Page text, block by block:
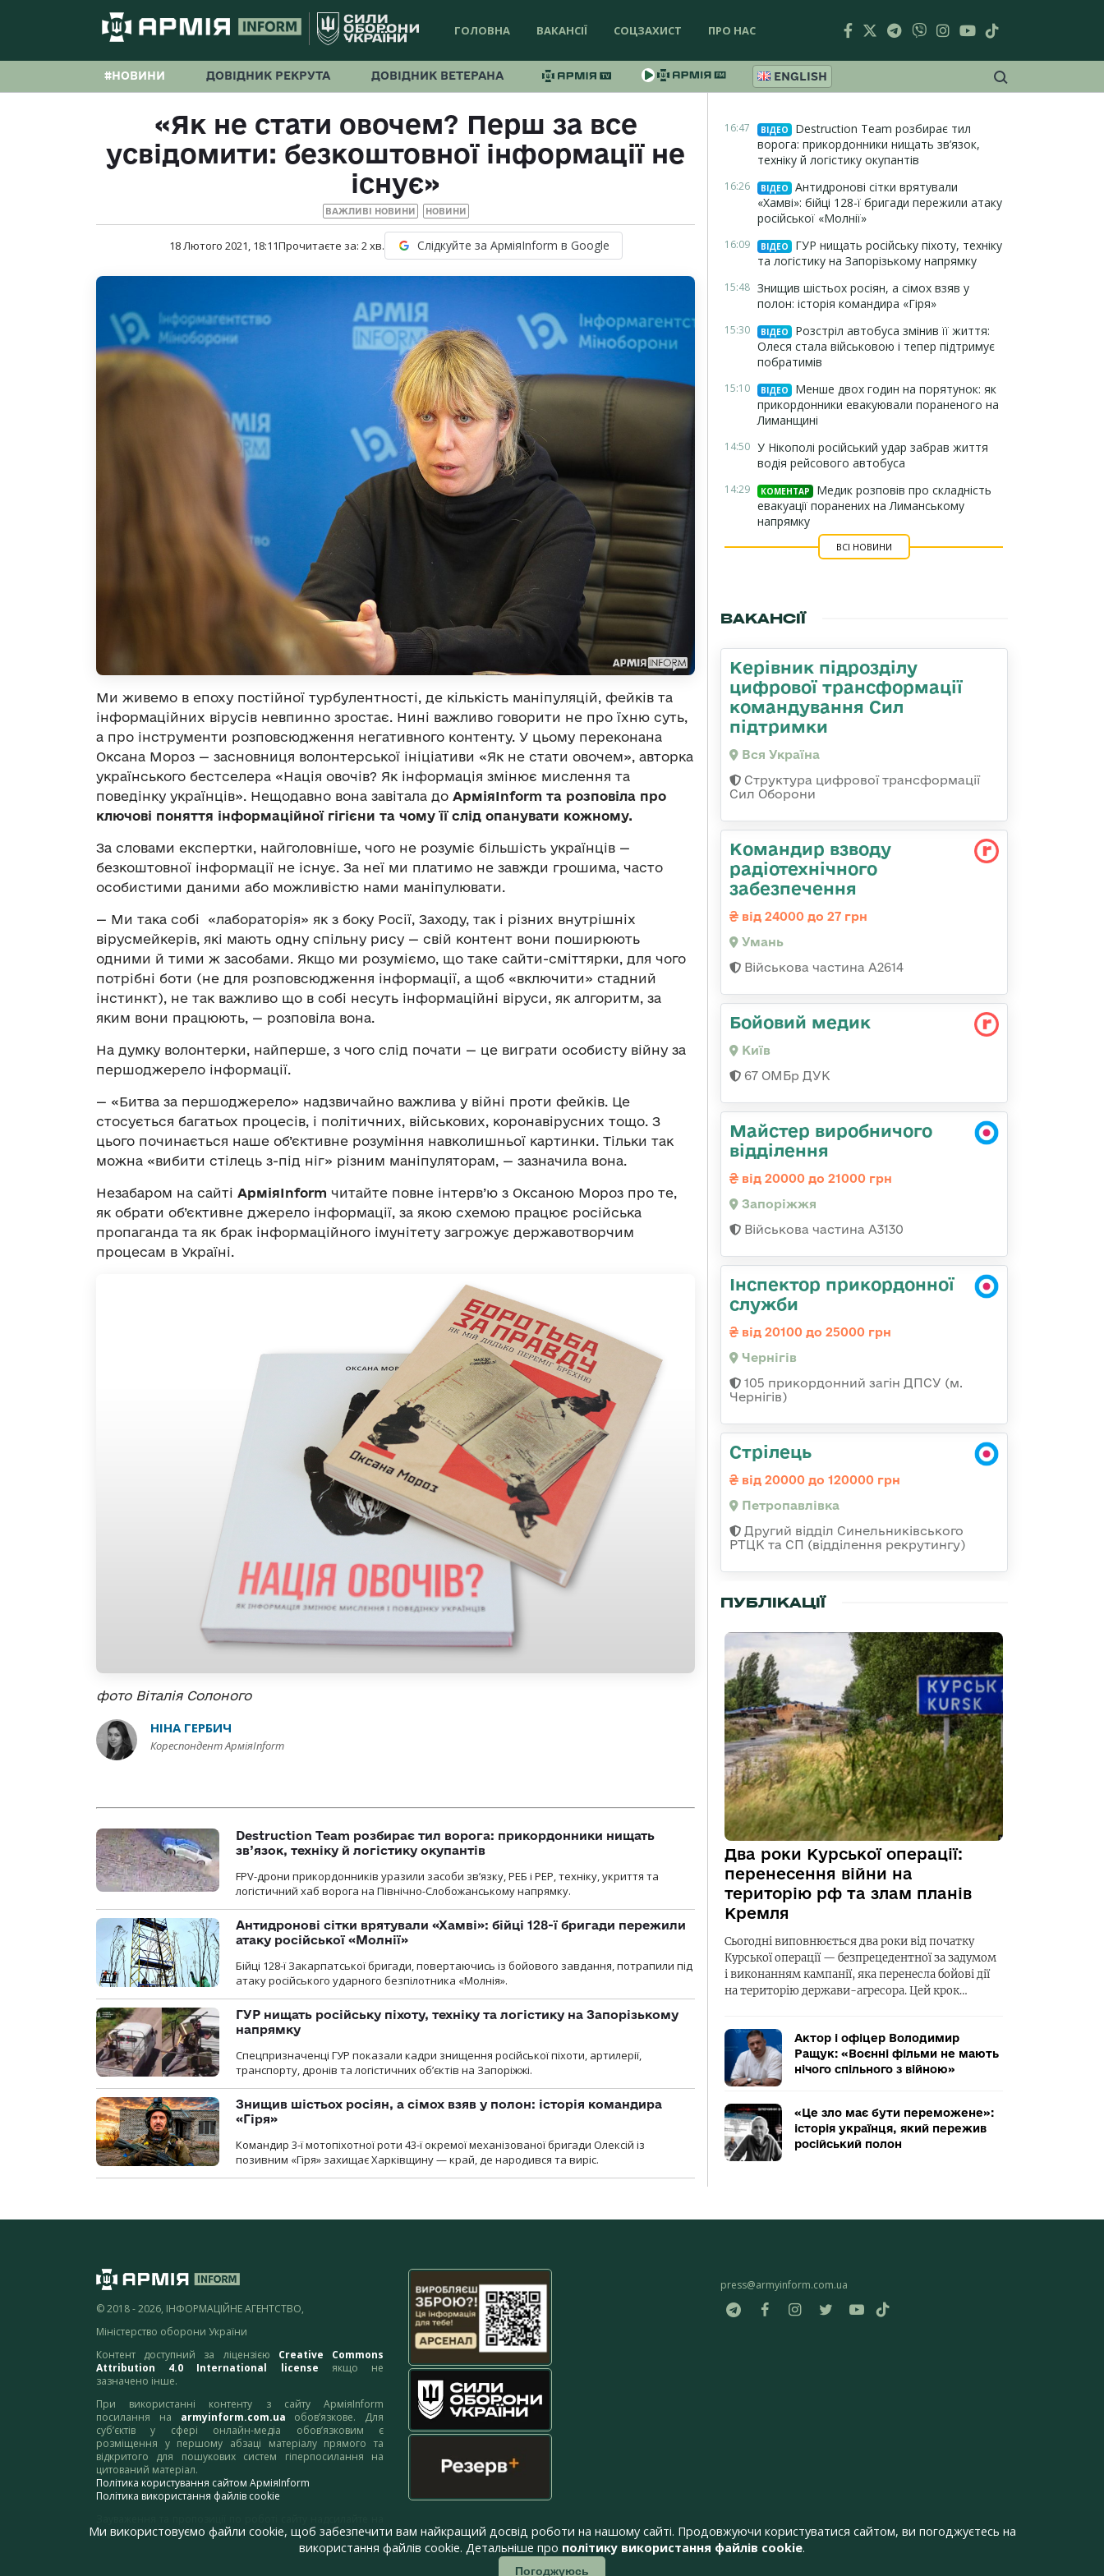
ГОЛОВНА ВАКАНСІЇ СОЦЗАХИСТ ПРО НАС
#НОВИНИ ДОВІДНИК РЕКРУТА ДОВІДНИК ВЕТЕРАНА ENGLISH
«Як не стати овочем? Перш за все
усвідомити: безкоштовної інформації не
існує»
ВАЖЛИВІ НОВИНИ НОВИНИ
18 Лютого 2021, 18:11Прочитаєте за: 2хв. Слідкуйте за АрміяInform в Google
Ми живемо в епоху постійної турбулентності, де кількість маніпуляцій, фейків та
інформаційних вірусів невпинно зростає. Нині важливо говорити не про їхню суть,
а про інструменти розповсюдження негативного контенту. У цьому переконана
Оксана Мороз — засновниця волонтерської ініціативи «Як не стати овочем», авторка
українського бестселера «Нація овочів? Як інформація змінює мислення та
поведінку українців». Нещодавно вона завітала до АрміяInform та розповіла про
ключові поняття інформаційної гігієни та чому її слід опанувати кожному.
За словами експертки, найголовніше, чого не розуміє більшість українців —
безкоштовної інформації не існує. За неї ми платимо не завжди грошима, часто
особистими даними або можливістю нами маніпулювати.
— Ми така собі «лабораторія» як з боку Росії, Заходу, так і різних внутрішніх
вірусмейкерів, які мають одну спільну рису — свій контент вони поширюють
одними й тими ж засобами. Якщо ми розуміємо, що таке сайти-сміттярки, для чого
потрібні боти (не для розповсюдження інформації, а щоб «включити» стадний
інстинкт), не так важливо що в собі несуть інформаційні віруси, як алгоритм, за
яким вони працюють, — розповіла вона.
На думку волонтерки, найперше, з чого слід почати — це виграти особисту війну за
першоджерело інформації.
— «Битва за першоджерело» надзвичайно важлива у війні проти фейків. Це
стосується багатьох процесів, і політичних, військових, коронавірусних тощо. З
цього починається наше об’єктивне розуміння навколишньої картинки. Тільки так
можна «вибити стілець з-під ніг» різним маніпуляторам, — зазначила вона.
Незабаром на сайті АрміяInform читайте повне інтерв’ю з Оксаною Мороз про те,
як обрати об’єктивне джерело інформації, за якою схемою працює російська
пропаганда та як брак інформаційного імунітету загрожує державотворчим
процесам в Україні.
фото Віталія Солоного
НІНА ГЕРБИЧ
Кореспондент АрміяInform
Destruction Team розбирає тил ворога: прикордонники нищать
зв’язок, техніку й логістику окупантів
FPV-дрони прикордонників уразили засоби зв’язку, РЕБ і РЕР, техніку, укриття та
логістичний хаб ворога на Північно-Слобожанському напрямку.
Антидронові сітки врятували «Хамві»: бійці 128-ї бригади пережили
атаку російської «Молнії»
Бійці 128-ї Закарпатської бригади, повертаючись із бойового завдання, потрапили під
атаку російського ударного безпілотника «Молнія».
ГУР нищать російську піхоту, техніку та логістику на Запорізькому
напрямку
Спецпризначенці ГУР показали кадри знищення російської піхоти, артилерії,
транспорту, дронів та логістичних об’єктів на Запоріжжі.
Знищив шістьох росіян, а сімох взяв у полон: історія командира
«Гіря»
Командир 3-ї мотопіхотної роти 43-ї окремої механізованої бригади Олексій із
позивним «Гіря» захищає Харківщину — край, де народився та виріс.
16:47 ВІДЕО
Destruction Team розбирає тил
ворога: прикордонники нищать зв’язок,
техніку й логістику окупантів
16:26 ВІДЕО
Антидронові сітки врятували
«Хамві»: бійці 128-ї бригади пережили атаку
російської «Молнії»
16:09 ВІДЕО
ГУР нищать російську піхоту, техніку
та логістику на Запорізькому напрямку
15:48 Знищив шістьох росіян, а сімох взяв у
полон: історія командира «Гіря»
15:30 ВІДЕО
Розстріл автобуса змінив її життя:
Олеся стала військовою і тепер підтримує
побратимів
15:10 ВІДЕО
Менше двох годин на порятунок: як
прикордонники евакуювали пораненого на
Лиманщині
14:50 У Нікополі російський удар забрав життя
водія рейсового автобуса
14:29 КОМЕНТАР
Медик розповів про складність
евакуації поранених на Лиманському
напрямку
ВСІ НОВИНИ
ВАКАНСІЇ
Керівник підрозділу
цифрової трансформації
командування Сил
підтримки
Вся Україна
Структура цифрової трансформації
Сил Оборони
Командир взводу
радіотехнічного
забезпечення
від 24000 до 27 грн
Умань
Військова частина А2614
Бойовий медик
Київ
67 ОМБр ДУК
Майстер виробничого
відділення
від 20000 до 21000 грн
Запоріжжя
Військова частина А3130
Інспектор прикордонної
служби
від 20100 до 25000 грн
Чернігів
105 прикордонний загін ДПСУ (м.
Чернігів)
Стрілець
від 20000 до 120000 грн
Петропавлівка
Другий відділ Синельниківського
РТЦК та СП (відділення рекрутингу)
ПУБЛІКАЦІЇ
Два роки Курської операції:
перенесення війни на
територію рф та злам планів
Кремля
Сьогодні виповнюється два роки від початку
Курської операції — безпрецедентної за задумом
і виконанням кампанії, яка перенесла бойові дії
на територію держави-агресора. Цей крок…
Актор і офіцер Володимир
Ращук: «Воєнні фільми не мають
нічого спільного з війною»
«Це зло має бути переможене»:
історія українця, який пережив
російський полон
© 2018 - 2026, ІНФОРМАЦІЙНЕ АГЕНТСТВО,
Міністерство оборони України
Контент доступний за ліцензією Creative Commons
Attribution 4.0 International license якщо не
зазначено інше.
При використанні контенту з сайту АрміяInform
посилання на armyinform.com.ua обов’язкове. Для
суб’єктів у сфері онлайн-медіа обов’язковим є
розміщення у першому абзаці матеріалу прямого та
відкритого для пошукових систем гіперпосилання на
цитований матеріал.
Політика користування сайтом АрміяInform
Політика використання файлів cookie
адресу:webmaster@armyinform.com.ua
press@armyinform.com.ua
Ми використовуємо файли cookie, щоб забезпечити вам найкращий досвід роботи на нашому сайті. Продовжуючи користуватися сайтом, ви погоджуєтесь на
використання файлів cookie. Детальніше про політику використання файлів cookie.
Погоджуюсь